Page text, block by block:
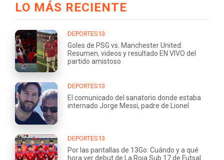
LO MÁS RECIENTE
DEPORTES13
Goles de PSG vs. Manchester United:
Resumen, videos y resultado EN VIVO del
partido amistoso
DEPORTES13
El comunicado del sanatorio donde estaba
internado Jorge Messi, padre de Lionel
DEPORTES13
Por las pantallas de 13Go: Cuándo y a qué
hora ver debut de La Roja Sub 17 de Futsal